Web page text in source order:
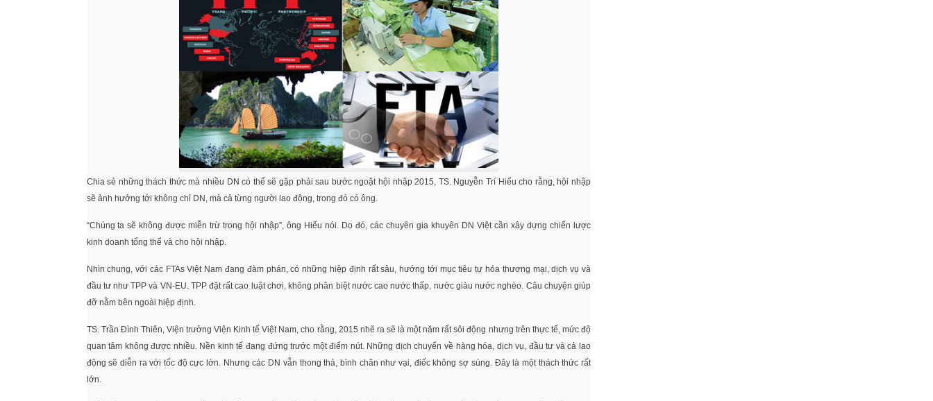
Chia sẻ những thách thức mà nhiều DN có thể sẽ gặp phải sau bước ngoặt hội nhập 2015, TS. Nguyễn Trí Hiếu cho rằng, hội nhập
sẽ ảnh hưởng tới không chỉ DN, mà cả từng người lao động, trong đó có ông.
“Chúng ta sẽ không được miễn trừ trong hội nhập”, ông Hiếu nói. Do đó, các chuyên gia khuyên DN Việt cần xây dựng chiến lược
kinh doanh tổng thể và cho hội nhập.
Nhìn chung, với các FTAs Việt Nam đang đàm phán, có những hiệp định rất sâu, hướng tới mục tiêu tự hóa thương mại, dịch vụ và
đầu tư như TPP và VN-EU. TPP đặt rất cao luật chơi, không phân biệt nước cao nước thấp, nước giàu nước nghèo. Câu chuyện giúp
đỡ nằm bên ngoài hiệp định.
TS. Trần Đình Thiên, Viện trưởng Viện Kinh tế Việt Nam, cho rằng, 2015 nhẽ ra sẽ là một năm rất sôi động nhưng trên thực tế, mức độ
quan tâm không được nhiều. Nền kinh tế đang đứng trước một điểm nút. Những dịch chuyển về hàng hóa, dịch vụ, đầu tư và cả lao
động sẽ diễn ra với tốc độ cực lớn. Nhưng các DN vẫn thong thả, bình chân như vại, điếc không sợ súng. Đây là một thách thức rất
lớn.